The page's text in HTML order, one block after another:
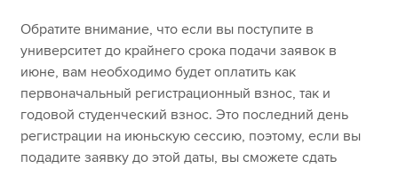
Обратите внимание, что если вы поступите в
университет до крайнего срока подачи заявок в
июне, вам необходимо будет оплатить как
первоначальный регистрационный взнос, так и
годовой студенческий взнос. Это последний день
регистрации на июньскую сессию, поэтому, если вы
подадите заявку до этой даты, вы сможете сдать